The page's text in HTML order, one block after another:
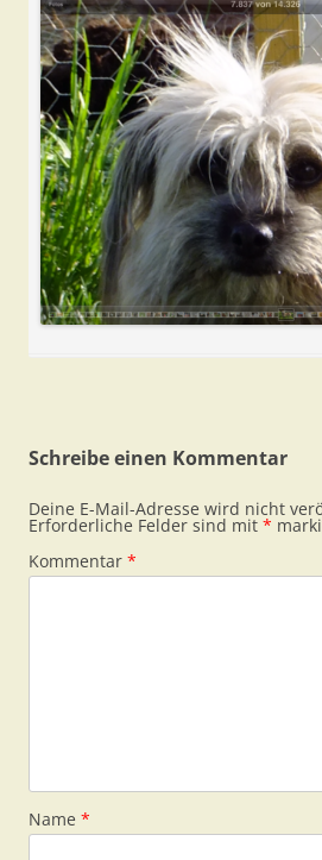
Schreibe einen Kommentar
Deine E-Mail-Adresse wird nicht
Erforderliche Felder sind mit *
Kommentar *
Name *